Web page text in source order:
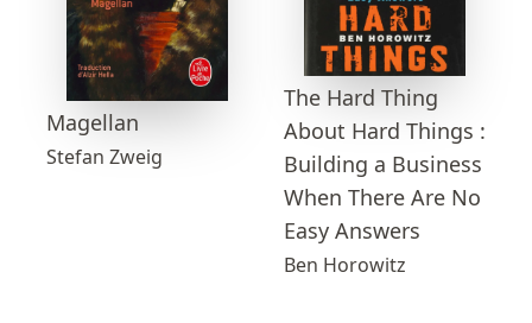
Magellan
Stefan Zweig
The Hard Thing
About Hard Things :
Building a Business
When There Are No
Easy Answers
Ben Horowitz